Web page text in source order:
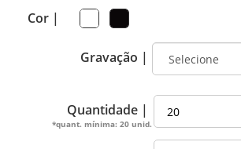
Cor |
Gravação |
Quantidade |
*quant. mínima: 20 unid.